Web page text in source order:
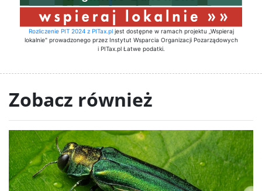
Rozliczenie PIT 2024 z PITax.pljest dostępne w ramach projektu „Wspieraj
lokalnie" prowadzonego przez Instytut Wsparcia Organizacji Pozarządowych
i PITax.pl Łatwe podatki.
Zobacz również